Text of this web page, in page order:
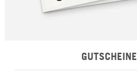
GUTSCHEINE